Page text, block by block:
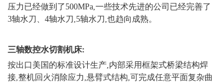
压力已经做到了500MPa,一些技术先进的公司已经完善了
3轴水刀、4轴水刀 ,5轴水刀,也趋向成熟。
三轴数控水切割机床:
按出口美国的标准设计生产,内部采用框架式桥梁结构焊
接,整机回火消除应力,悬臂式结构,可完成任意平面复杂曲